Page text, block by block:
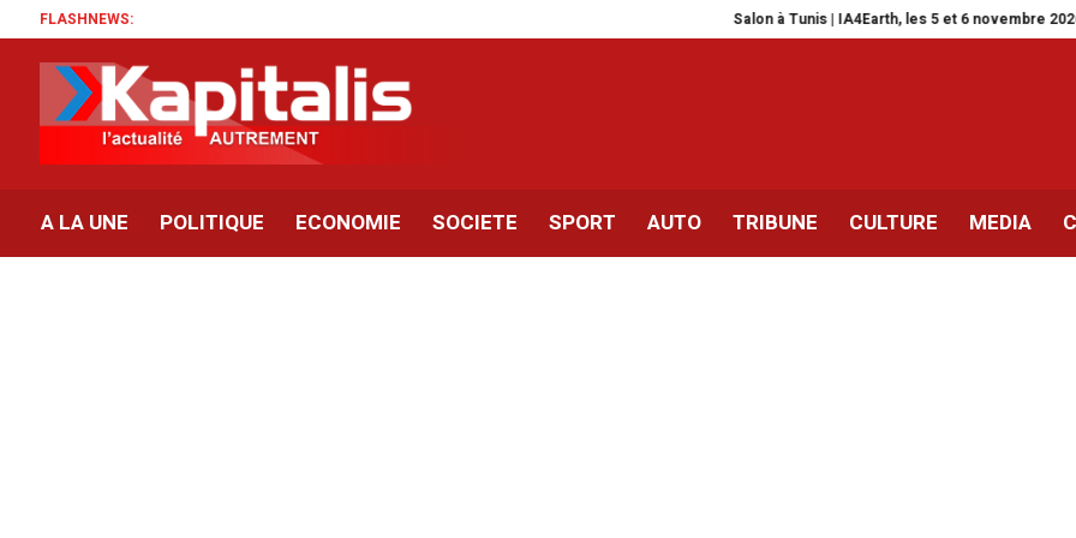
FLASHNEWS: Salon à Tunis | IA4Earth, les 5 et 6 novembre 2026 Mortadha Ftiti
A LA UNE POLITIQUE ECONOMIE SOCIETE SPORT AUTO TRIBUNE CULTURE MEDIA